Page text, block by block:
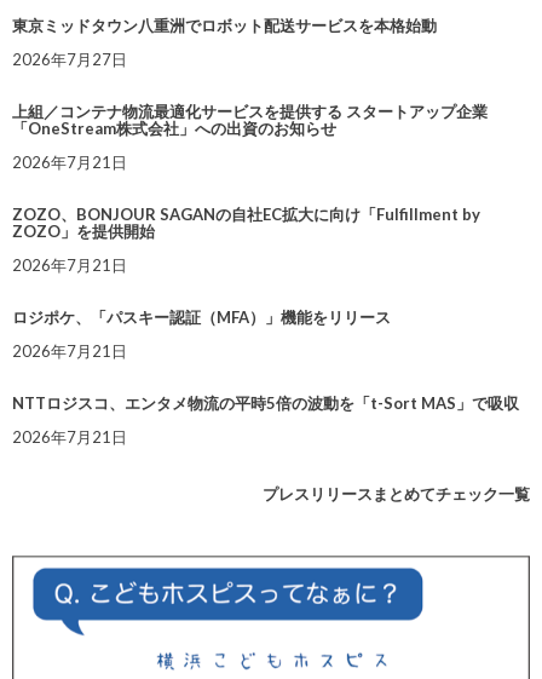
東京ミッドタウン八重洲でロボット配送サービスを本格始動
2026年7月27日
上組／コンテナ物流最適化サービスを提供する スタートアップ企業
「OneStream株式会社」への出資のお知らせ
2026年7月21日
ZOZO、BONJOUR SAGANの自社EC拡大に向け「Fulfillment by
ZOZO」を提供開始
2026年7月21日
ロジポケ、「パスキー認証（MFA）」機能をリリース
2026年7月21日
NTTロジスコ、エンタメ物流の平時5倍の波動を「t-Sort MAS」で吸収
2026年7月21日
プレスリリースまとめてチェック一覧